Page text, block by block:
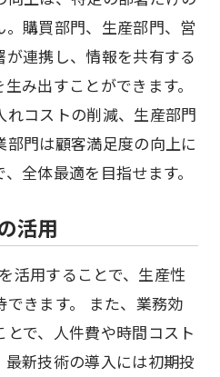
購買部門、生産部門、営
連携し、情報を共有する
み出すことができます。
コストの削減、生産部門
門は顧客満足度の向上に
全体最適を目指せます。
活用
活用することで、生産性
きます。 また、業務効
で、人件費や時間コスト
新技術の導入には初期投